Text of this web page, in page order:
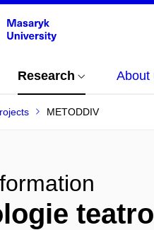
Research About
METODDIV